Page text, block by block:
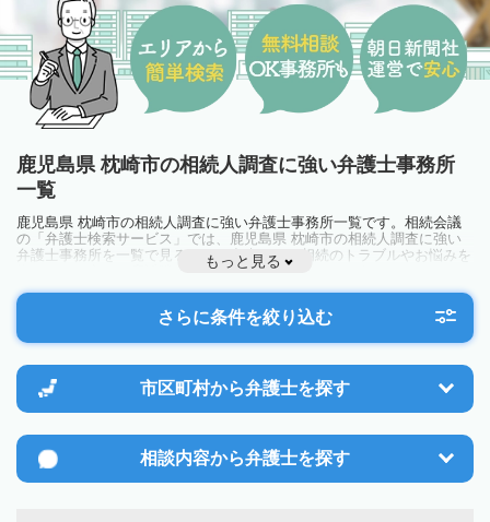
鹿児島県 枕崎市の相続人調査に強い弁護士事務所
一覧
鹿児島県 枕崎市の相続人調査に強い弁護士事務所一覧です。相続会議
の「弁護士検索サービス」では、鹿児島県 枕崎市の相続人調査に強い
弁護士事務所を一覧で見ることが出来ます。相続のトラブルやお悩みを
抱えている方は一度近隣の弁護士に相談してみましょう。
もっと見る
さらに条件を絞り込む
市区町村から弁護士を探す
相談内容から弁護士を探す